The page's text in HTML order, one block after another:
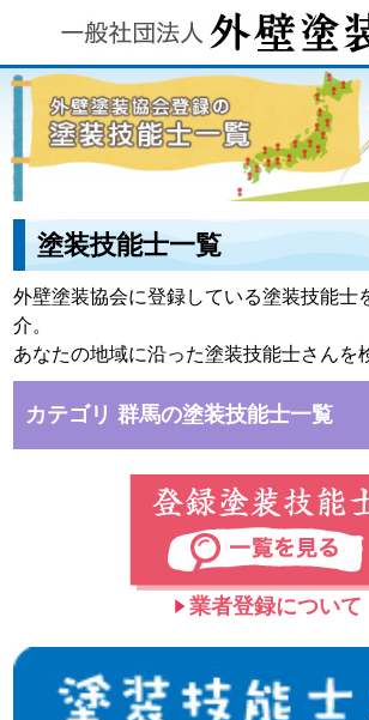
塗装技能士一覧
外壁塗装協会に登録している塗装技能士
介。
あなたの地域に沿った塗装技能士さんを
カテゴリ 群馬の塗装技能士一覧
業者登録について